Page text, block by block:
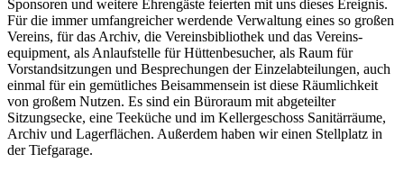
Sponsoren und weitere Ehrengäste feierten mit uns dieses Ereignis.
Für die immer umfangreicher werdende Verwaltung eines so großen
Vereins, für das Archiv, die Vereinsbibliothek und das Vereins-
equipment, als Anlaufstelle für Hüttenbesucher, als Raum für
Vorstandsitzungen und Besprechungen der Einzelabteilungen, auch
einmal für ein gemütliches Beisammensein ist diese Räumlichkeit
von großem Nutzen. Es sind ein Büroraum mit abgeteilter
Sitzungsecke, eine Teeküche und im Kellergeschoss Sanitärräume,
Archiv und Lagerflächen. Außerdem haben wir einen Stellplatz in
der Tiefgarage.